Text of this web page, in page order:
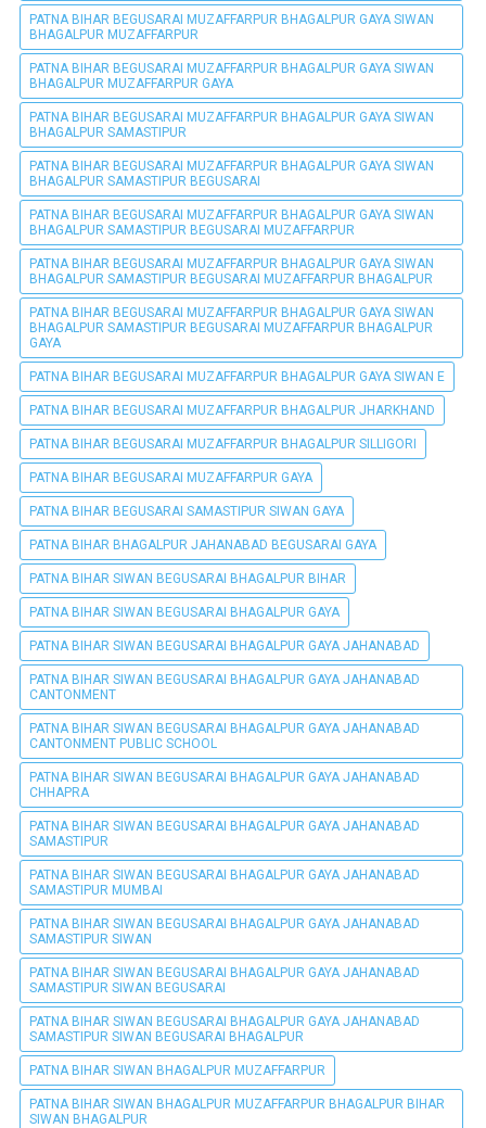
PATNA BIHAR BEGUSARAI MUZAFFARPUR BHAGALPUR GAYA SIWAN
BHAGALPUR MUZAFFARPUR
PATNA BIHAR BEGUSARAI MUZAFFARPUR BHAGALPUR GAYA SIWAN
BHAGALPUR MUZAFFARPUR GAYA
PATNA BIHAR BEGUSARAI MUZAFFARPUR BHAGALPUR GAYA SIWAN
BHAGALPUR SAMASTIPUR
PATNA BIHAR BEGUSARAI MUZAFFARPUR BHAGALPUR GAYA SIWAN
BHAGALPUR SAMASTIPUR BEGUSARAI
PATNA BIHAR BEGUSARAI MUZAFFARPUR BHAGALPUR GAYA SIWAN
BHAGALPUR SAMASTIPUR BEGUSARAI MUZAFFARPUR
PATNA BIHAR BEGUSARAI MUZAFFARPUR BHAGALPUR GAYA SIWAN
BHAGALPUR SAMASTIPUR BEGUSARAI MUZAFFARPUR BHAGALPUR
PATNA BIHAR BEGUSARAI MUZAFFARPUR BHAGALPUR GAYA SIWAN
BHAGALPUR SAMASTIPUR BEGUSARAI MUZAFFARPUR BHAGALPUR
GAYA
PATNA BIHAR BEGUSARAI MUZAFFARPUR BHAGALPUR GAYA SIWAN E
PATNA BIHAR BEGUSARAI MUZAFFARPUR BHAGALPUR JHARKHAND
PATNA BIHAR BEGUSARAI MUZAFFARPUR BHAGALPUR SILLIGORI
PATNA BIHAR BEGUSARAI MUZAFFARPUR GAYA
PATNA BIHAR BEGUSARAI SAMASTIPUR SIWAN GAYA
PATNA BIHAR BHAGALPUR JAHANABAD BEGUSARAI GAYA
PATNA BIHAR SIWAN BEGUSARAI BHAGALPUR BIHAR
PATNA BIHAR SIWAN BEGUSARAI BHAGALPUR GAYA
PATNA BIHAR SIWAN BEGUSARAI BHAGALPUR GAYA JAHANABAD
PATNA BIHAR SIWAN BEGUSARAI BHAGALPUR GAYA JAHANABAD
CANTONMENT
PATNA BIHAR SIWAN BEGUSARAI BHAGALPUR GAYA JAHANABAD
CANTONMENT PUBLIC SCHOOL
PATNA BIHAR SIWAN BEGUSARAI BHAGALPUR GAYA JAHANABAD
CHHAPRA
PATNA BIHAR SIWAN BEGUSARAI BHAGALPUR GAYA JAHANABAD
SAMASTIPUR
PATNA BIHAR SIWAN BEGUSARAI BHAGALPUR GAYA JAHANABAD
SAMASTIPUR MUMBAI
PATNA BIHAR SIWAN BEGUSARAI BHAGALPUR GAYA JAHANABAD
SAMASTIPUR SIWAN
PATNA BIHAR SIWAN BEGUSARAI BHAGALPUR GAYA JAHANABAD
SAMASTIPUR SIWAN BEGUSARAI
PATNA BIHAR SIWAN BEGUSARAI BHAGALPUR GAYA JAHANABAD
SAMASTIPUR SIWAN BEGUSARAI BHAGALPUR
PATNA BIHAR SIWAN BHAGALPUR MUZAFFARPUR
PATNA BIHAR SIWAN BHAGALPUR MUZAFFARPUR BHAGALPUR BIHAR
SIWAN BHAGALPUR